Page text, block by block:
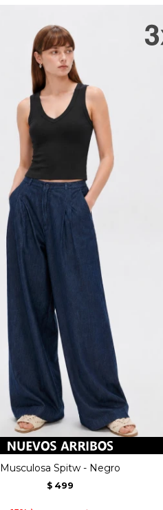
Musculosa Spitw - Negro
$ 499